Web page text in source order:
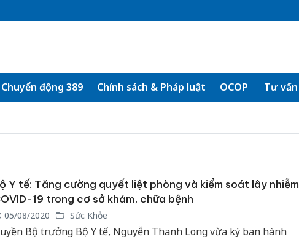
Chuyển động 389 Chính sách & Pháp luật OCOP Tư vấn
Y tế: Tăng cường quyết liệt phòng và kiểm soát lây nhiễm
19 trong cơ sở khám, chữa bệnh
05/08/2020 Sức Khỏe
Bộ trưởng Bộ Y tế, Nguyễn Thanh Long vừa ký ban hành